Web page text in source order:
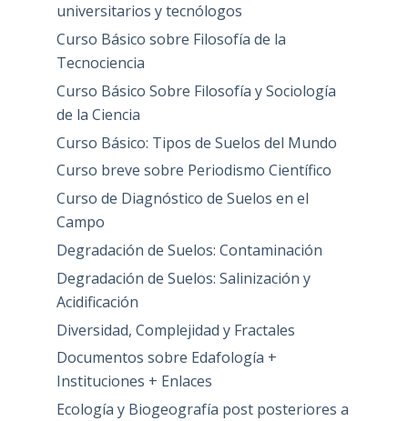
universitarios y tecnólogos
Curso Básico sobre Filosofía de la
Tecnociencia
Curso Básico Sobre Filosofía y Sociología
de la Ciencia
Curso Básico: Tipos de Suelos del Mundo
Curso breve sobre Periodismo Científico
Curso de Diagnóstico de Suelos en el
Campo
Degradación de Suelos: Contaminación
Degradación de Suelos: Salinización y
Acidificación
Diversidad, Complejidad y Fractales
Documentos sobre Edafología +
Instituciones + Enlaces
Ecología y Biogeografía post posteriores a